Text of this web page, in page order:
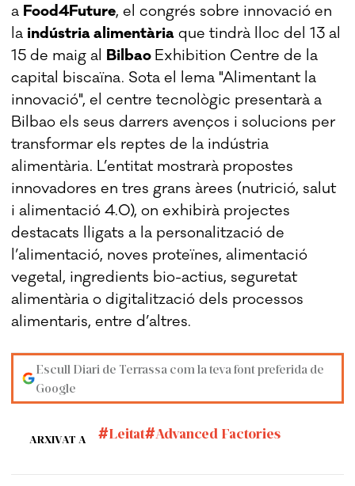
a Food4Future, el congrés sobre innovació en
la indústria alimentària que tindrà lloc del 13 al
15 de maig al Bilbao Exhibition Centre de la
capital biscaïna. Sota el lema "Alimentant la
innovació", el centre tecnològic presentarà a
Bilbao els seus darrers avenços i solucions per
transformar els reptes de la indústria
alimentària. L’entitat mostrarà propostes
innovadores en tres grans àrees (nutrició, salut
i alimentació 4.0), on exhibirà projectes
destacats lligats a la personalització de
l’alimentació, noves proteïnes, alimentació
vegetal, ingredients bio-actius, seguretat
alimentària o digitalització dels processos
alimentaris, entre d’altres.
Escull Diari de Terrassa com la teva font preferida de
Google
ARXIVAT A Leitat Advanced Factories